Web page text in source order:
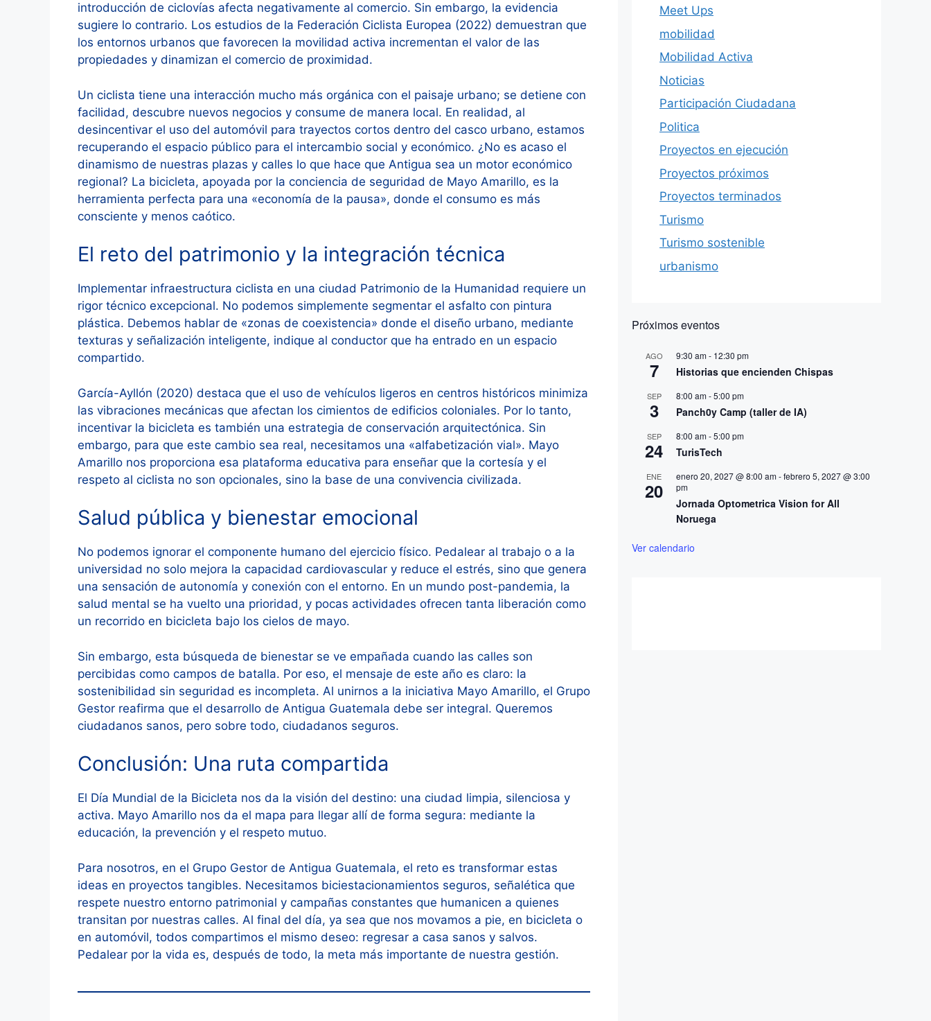
introducción de ciclovías afecta negativamente al comercio. Sin embargo, la evidencia
sugiere lo contrario. Los estudios de la Federación Ciclista Europea (2022) demuestran que
los entornos urbanos que favorecen la movilidad activa incrementan el valor de las
propiedades y dinamizan el comercio de proximidad.
Un ciclista tiene una interacción mucho más orgánica con el paisaje urbano; se detiene con
facilidad, descubre nuevos negocios y consume de manera local. En realidad, al
desincentivar el uso del automóvil para trayectos cortos dentro del casco urbano, estamos
recuperando el espacio público para el intercambio social y económico. ¿No es acaso el
dinamismo de nuestras plazas y calles lo que hace que Antigua sea un motor económico
regional? La bicicleta, apoyada por la conciencia de seguridad de Mayo Amarillo, es la
herramienta perfecta para una «economía de la pausa», donde el consumo es más
consciente y menos caótico.
El reto del patrimonio y la integración técnica
Implementar infraestructura ciclista en una ciudad Patrimonio de la Humanidad requiere un
rigor técnico excepcional. No podemos simplemente segmentar el asfalto con pintura
plástica. Debemos hablar de «zonas de coexistencia» donde el diseño urbano, mediante
texturas y señalización inteligente, indique al conductor que ha entrado en un espacio
compartido.
García-Ayllón (2020) destaca que el uso de vehículos ligeros en centros históricos minimiza
las vibraciones mecánicas que afectan los cimientos de edificios coloniales. Por lo tanto,
incentivar la bicicleta es también una estrategia de conservación arquitectónica. Sin
embargo, para que este cambio sea real, necesitamos una «alfabetización vial». Mayo
Amarillo nos proporciona esa plataforma educativa para enseñar que la cortesía y el
respeto al ciclista no son opcionales, sino la base de una convivencia civilizada.
Salud pública y bienestar emocional
No podemos ignorar el componente humano del ejercicio físico. Pedalear al trabajo o a la
universidad no solo mejora la capacidad cardiovascular y reduce el estrés, sino que genera
una sensación de autonomía y conexión con el entorno. En un mundo post-pandemia, la
salud mental se ha vuelto una prioridad, y pocas actividades ofrecen tanta liberación como
un recorrido en bicicleta bajo los cielos de mayo.
Sin embargo, esta búsqueda de bienestar se ve empañada cuando las calles son
percibidas como campos de batalla. Por eso, el mensaje de este año es claro: la
sostenibilidad sin seguridad es incompleta. Al unirnos a la iniciativa Mayo Amarillo, el Grupo
Gestor reafirma que el desarrollo de Antigua Guatemala debe ser integral. Queremos
ciudadanos sanos, pero sobre todo, ciudadanos seguros.
Conclusión: Una ruta compartida
El Día Mundial de la Bicicleta nos da la visión del destino: una ciudad limpia, silenciosa y
activa. Mayo Amarillo nos da el mapa para llegar allí de forma segura: mediante la
educación, la prevención y el respeto mutuo.
Para nosotros, en el Grupo Gestor de Antigua Guatemala, el reto es transformar estas
ideas en proyectos tangibles. Necesitamos biciestacionamientos seguros, señalética que
respete nuestro entorno patrimonial y campañas constantes que humanicen a quienes
transitan por nuestras calles. Al final del día, ya sea que nos movamos a pie, en bicicleta o
en automóvil, todos compartimos el mismo deseo: regresar a casa sanos y salvos.
Pedalear por la vida es, después de todo, la meta más importante de nuestra gestión.
Meet Ups
mobilidad
Mobilidad Activa
Noticias
Participación Ciudadana
Politica
Proyectos en ejecución
Proyectos próximos
Proyectos terminados
Turismo
Turismo sostenible
urbanismo
Próximos eventos
AGO
7
9:30 am- 12:30 pm
Historias que encienden Chispas
SEP
3
8:00 am-5:00 pm
Panch0y Camp (taller de IA)
SEP
24
8:00 am-5:00 pm
TurisTech
ENE
20
enero 20, 2027 @ 8:00 am-febrero 5, 2027 @ 3:00
pm
Jornada Optometrica Vision for All
Noruega
Ver calendario